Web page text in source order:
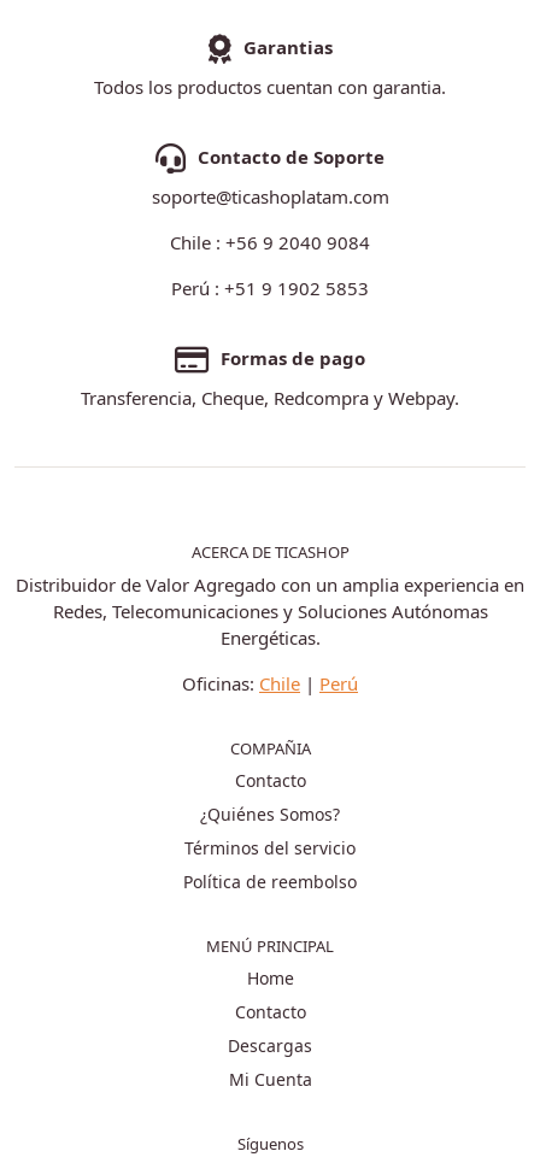
Garantias
Todos los productos cuentan con garantia.
Contacto de Soporte
soporte@ticashoplatam.com
Chile : +56 9 2040 9084
Perú : +51 9 1902 5853
Formas de pago
Transferencia, Cheque, Redcompra y Webpay.
ACERCA DE TICASHOP
Distribuidor de Valor Agregado con un amplia experiencia en
Redes, Telecomunicaciones y Soluciones Autónomas
Energéticas.
Oficinas: Chile | Perú
COMPAÑIA
Contacto
¿Quiénes Somos?
Términos del servicio
Política de reembolso
MENÚ PRINCIPAL
Home
Contacto
Descargas
Mi Cuenta
Síguenos